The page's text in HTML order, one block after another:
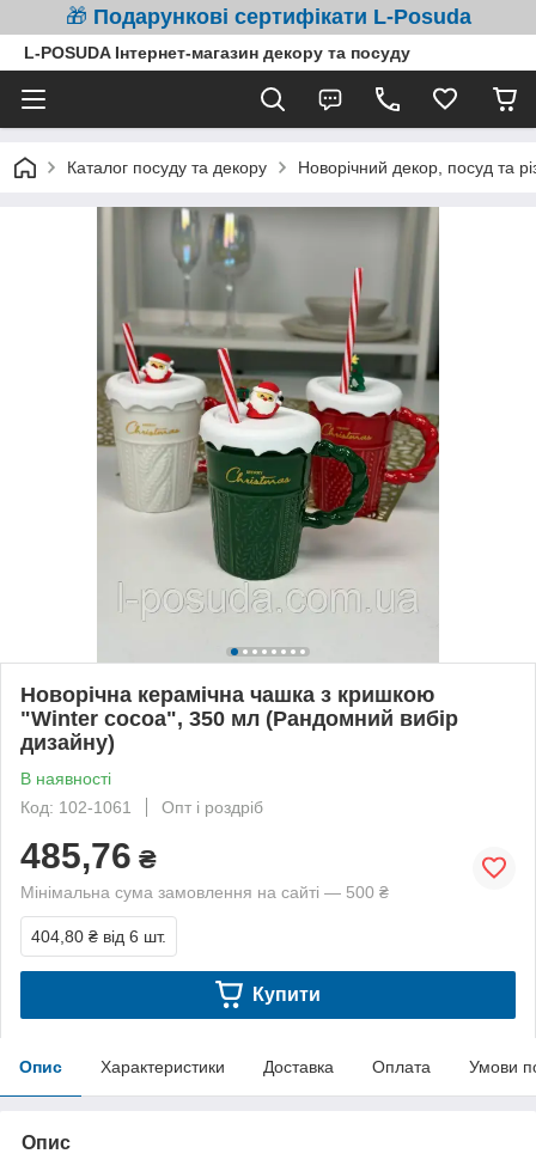
🎁 Подарункові сертифікати L-Posuda
L-POSUDA Інтернет-магазин декору та посуду
Каталог посуду та декору Новорічний декор, посуд та
Новорічна керамічна чашка з кришкою
"Winter cocoa", 350 мл (Рандомний вибір
дизайну)
В наявності
Код: 102-1061
Опт і роздріб
485,76 ₴
Мінімальна сума замовлення на сайті — 500 ₴
404,80 ₴ від 6 шт.
Купити
Опис Характеристики Доставка Оплата Умови
Опис